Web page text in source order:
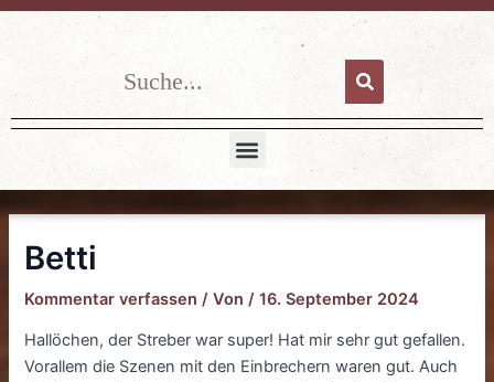
Zum
Inhalt
Suche
Menü
Betti
Kommentar verfassen / Von/16. September 2024
Hallöchen, der Streber war super! Hat mir sehr gut gefallen.
Vorallem die Szenen mit den Einbrechern waren gut. Auch
Post
navigation